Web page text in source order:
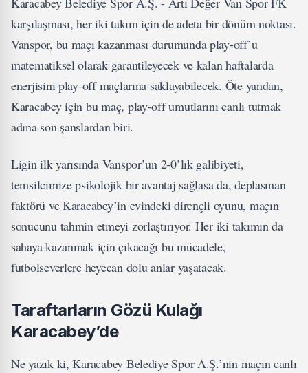
karşılaşması, her iki takım için de adeta bir dönüm noktası.
Vanspor, bu maçı kazanması durumunda play-off’u
matematiksel olarak garantileyecek ve kalan haftalarda
enerjisini play-off maçlarına saklayabilecek. Öte yandan,
Karacabey için bu maç, play-off umutlarını canlı tutmak
adına son şanslardan biri.
Ligin ilk yarısında Vanspor’un 2-0’lık galibiyeti,
temsilcimize psikolojik bir avantaj sağlasa da, deplasman
faktörü ve Karacabey’in evindeki dirençli oyunu, maçın
sonucunu tahmin etmeyi zorlaştırıyor. Her iki takımın da
sahaya kazanmak için çıkacağı bu mücadele,
futbolseverlere heyecan dolu anlar yaşatacak.
Taraftarların Gözü Kulağı
Karacabey’de
Ne yazık ki, Karacabey Belediye Spor A.Ş.’nin maçın canlı